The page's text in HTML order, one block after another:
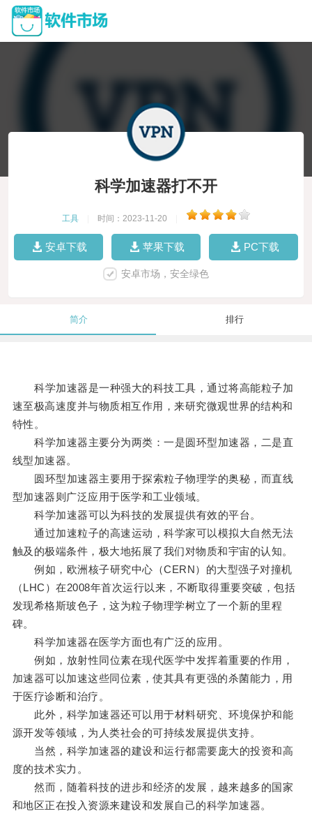
科学加速器打不开
工具 时间：2023-11-20
安卓下载 苹果下载 PC下载
安卓市场，安全绿色
简介 排行
科学加速器是一种强大的科技工具，通过将高能粒子加
速至极高速度并与物质相互作用，来研究微观世界的结构和
特性。
科学加速器主要分为两类：一是圆环型加速器，二是直
线型加速器。
圆环型加速器主要用于探索粒子物理学的奥秘，而直线
型加速器则广泛应用于医学和工业领域。
科学加速器可以为科技的发展提供有效的平台。
通过加速粒子的高速运动，科学家可以模拟大自然无法
触及的极端条件，极大地拓展了我们对物质和宇宙的认知。
例如，欧洲核子研究中心（CERN）的大型强子对撞机
（LHC）在2008年首次运行以来，不断取得重要突破，包括
发现希格斯玻色子，这为粒子物理学树立了一个新的里程
碑。
科学加速器在医学方面也有广泛的应用。
例如，放射性同位素在现代医学中发挥着重要的作用，
加速器可以加速这些同位素，使其具有更强的杀菌能力，用
于医疗诊断和治疗。
此外，科学加速器还可以用于材料研究、环境保护和能
源开发等领域，为人类社会的可持续发展提供支持。
当然，科学加速器的建设和运行都需要庞大的投资和高
度的技术实力。
然而，随着科技的进步和经济的发展，越来越多的国家
和地区正在投入资源来建设和发展自己的科学加速器。